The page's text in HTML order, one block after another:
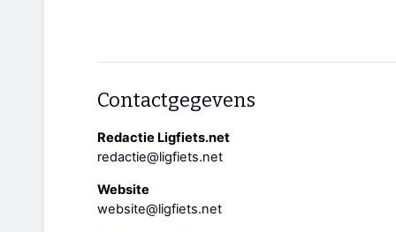
Contactgegevens
Redactie Ligfiets.net
redactie@ligfiets.net
Website
website@ligfiets.net